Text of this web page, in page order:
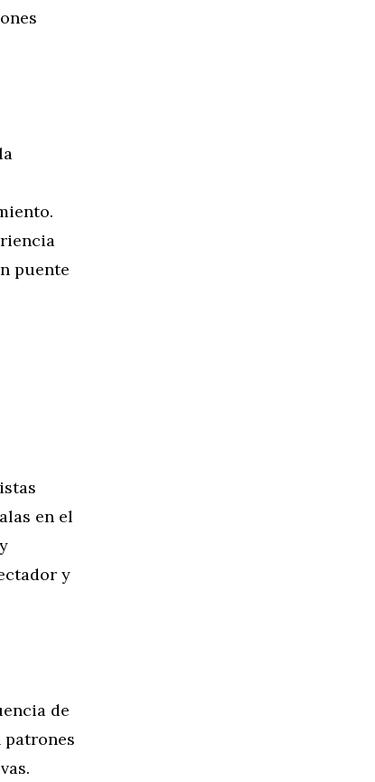
puente
en el
y
de
patrones